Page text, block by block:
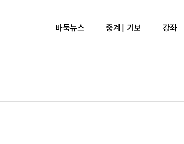
바둑뉴스 중계 | 기보 강좌